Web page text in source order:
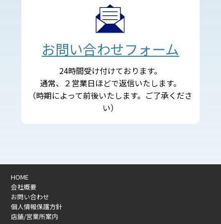
お問い合わせフォーム
24時間受け付けております。
通常、２営業日ほどで返信いたします。
（時期によって前後いたします。ご了承くださ
い）
HOME
会社概要
お問い合わせ
個人情報保護方針
店舗/営業所案内